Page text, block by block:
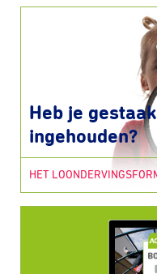
Heb je
ingehouden?
HET